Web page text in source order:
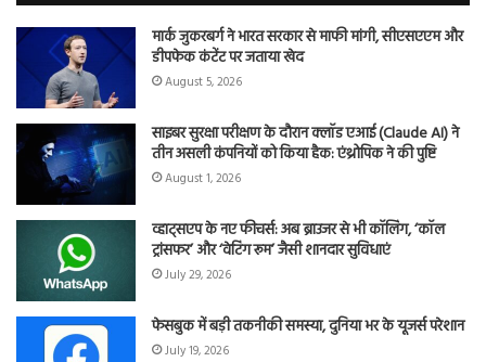
मार्क जुकरबर्ग ने भारत सरकार से माफी मांगी, सीएसएएम और
डीपफेक कंटेंट पर जताया खेद
August 5, 2026
साइबर सुरक्षा परीक्षण के दौरान क्लॉड एआई (Claude AI) ने
तीन असली कंपनियों को किया हैक: एंथ्रोपिक ने की पुष्टि
August 1, 2026
व्हाट्सएप के नए फीचर्स: अब ब्राउजर से भी कॉलिंग, ‘कॉल
ट्रांसफर’ और ‘वेटिंग रूम’ जैसी शानदार सुविधाएं
July 29, 2026
फेसबुक में बड़ी तकनीकी समस्या, दुनिया भर के यूजर्स परेशान
July 19, 2026